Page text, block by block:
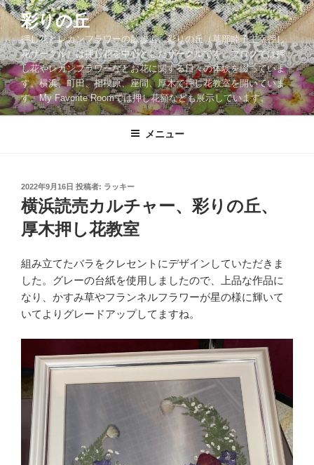
コ
ン
テ
ン
ツ
へ
ス
彩りの丘
押し花とレカンフラワーの散歩道。彩りの丘（草部睦子主宰押し
花サークル）は押し花を中心としたサークルです。ブログでは押
し花やレカンフラワーなどお花に関する日々の体験を綴っていま
す。横浜、町田、相模原、座間、厚木で押し花教室を開いていま
す。My Favorite Roomでは押し花額なども展示しています。
メニュー
投
稿
日:
2022年9月16日 投稿者: ラッキー
横浜読売カルチャー、彩りの丘、
厚木押し花教室
組み立てたバラをクレセントにデザインしていただきま
した。グレーの台紙を使用しましたので、上品な作品に
なり、かすみ草やフランネルフラワーが星の様に輝いて
いてよりグレードアップしてますね。